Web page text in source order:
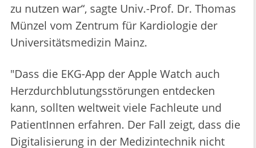
zu nutzen war“, sagte Univ.-Prof. Dr. Thomas
Münzel vom Zentrum für Kardiologie der
Universitätsmedizin Mainz.
"Dass die EKG-App der Apple Watch auch
Herzdurchblutungsstörungen entdecken
kann, sollten weltweit viele Fachleute und
PatientInnen erfahren. Der Fall zeigt, dass die
Digitalisierung in der Medizintechnik nicht